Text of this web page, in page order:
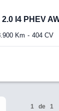
I4 PHEV
Km 404 CV
1 de 1